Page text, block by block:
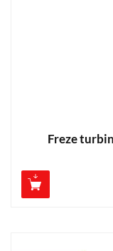
Freze